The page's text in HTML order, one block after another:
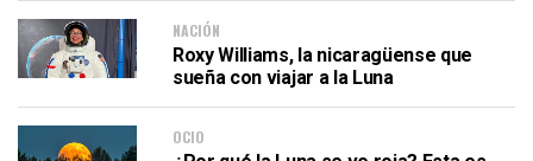
NACIÓN
Roxy Williams, la nicaragüense que
sueña con viajar a la Luna
OCIO